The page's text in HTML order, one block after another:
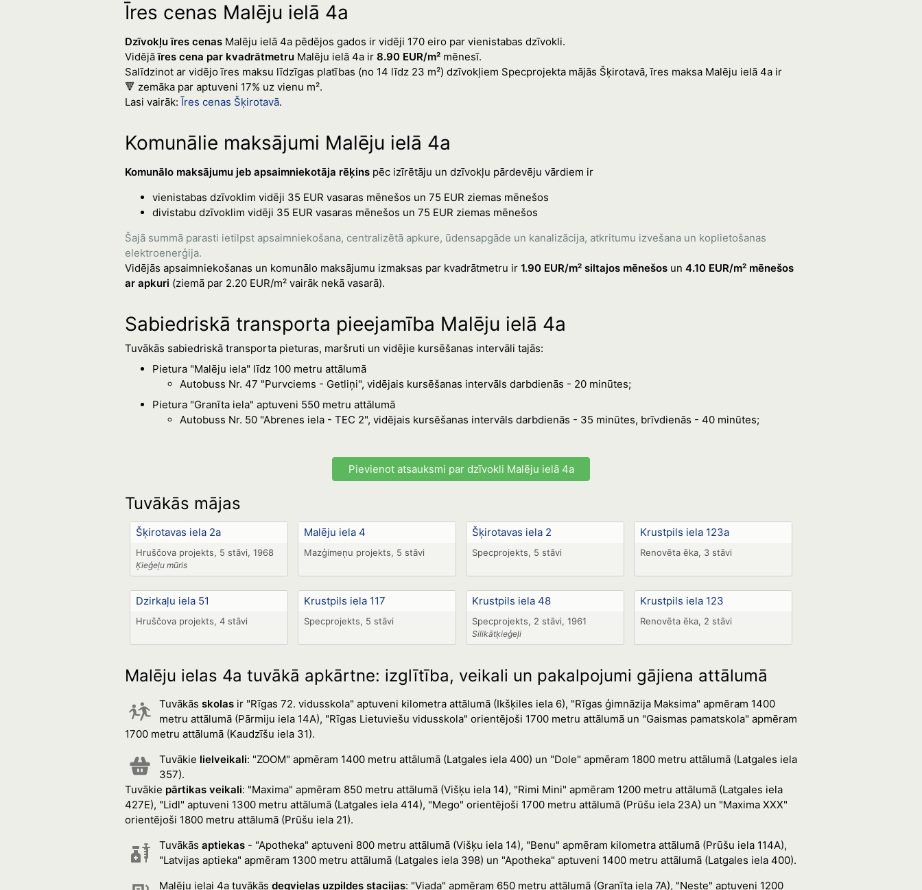
Īres cenas Malēju ielā 4a
Dzīvokļu īres cenas Malēju ielā 4a pēdējos gados ir vidēji 170 eiro par vienistabas dzīvokli.
Vidējāīres cena par kvadrātmetru Malēju ielā 4a ir 8.90 EUR/m² mēnesī.
Salīdzinot ar vidējo īres maksu līdzīgas platības (no 14 līdz 23 m²) dzīvokļiem Specprojekta mājās Šķirotavā, īres maksa Malēju ielā 4a ir
🔻 zemāka par aptuveni 17% uz vienu m².
Lasi vairāk:Īres cenas Šķirotavā.
Komunālie maksājumi Malēju ielā 4a
Komunālo maksājumu jeb apsaimniekotāja rēķins pēc izīrētāju un dzīvokļu pārdevēju vārdiem ir
vienistabas dzīvoklim vidēji 35 EUR vasaras mēnešos un 75 EUR ziemas mēnešos
divistabu dzīvoklim vidēji 35 EUR vasaras mēnešos un 75 EUR ziemas mēnešos
Šajā summā parasti ietilpst apsaimniekošana, centralizētā apkure, ūdensapgāde un kanalizācija, atkritumu izvešana un koplietošanas
elektroenerģija.
Vidējās apsaimniekošanas un komunālo maksājumu izmaksas par kvadrātmetru ir 1.90 EUR/m² siltajos mēnešos un 4.10 EUR/m² mēnešos
ar apkuri (ziemā par 2.20 EUR/m² vairāk nekā vasarā).
Sabiedriskā transporta pieejamība Malēju ielā 4a
Tuvākās sabiedriskā transporta pieturas, maršruti un vidējie kursēšanas intervāli tajās:
Pietura "Malēju iela" līdz 100 metru attālumā
Autobuss Nr. 47 "Purvciems - Getliņi", vidējais kursēšanas intervāls darbdienās - 20 minūtes;
Pietura "Granīta iela" aptuveni 550 metru attālumā
Autobuss Nr. 50 "Abrenes iela - TEC 2", vidējais kursēšanas intervāls darbdienās - 35 minūtes, brīvdienās - 40 minūtes;
Pievienot atsauksmi par dzīvokli Malēju ielā 4a
Tuvākās mājas
Šķirotavas iela 2a
Hruščova projekts, 5 stāvi, 1968
Ķieģeļu mūris
Malēju iela 4
Mazģimeņu projekts, 5 stāvi
Šķirotavas iela 2
Specprojekts, 5 stāvi
Krustpils iela 123a
Renovēta ēka, 3 stāvi
Dzirkaļu iela 51
Hruščova projekts, 4 stāvi
Krustpils iela 117
Specprojekts, 5 stāvi
Krustpils iela 48
Specprojekts, 2 stāvi, 1961
Silikātķieģeļi
Krustpils iela 123
Renovēta ēka, 2 stāvi
Malēju ielas 4a tuvākā apkārtne: izglītība, veikali un pakalpojumi gājiena attālumā
Tuvākās skolas ir "Rīgas 72. vidusskola" aptuveni kilometra attālumā (Ikšķiles iela 6), "Rīgas ģimnāzija Maksima" apmēram 1400
metru attālumā (Pārmiju iela 14A), "Rīgas Lietuviešu vidusskola" orientējoši 1700 metru attālumā un "Gaismas pamatskola" apmēram
1700 metru attālumā (Kaudzīšu iela 31).
Tuvākie lielveikali: "ZOOM" apmēram 1400 metru attālumā (Latgales iela 400) un "Dole" apmēram 1800 metru attālumā (Latgales iela
357).
Tuvākie pārtikas veikali: "Maxima" apmēram 850 metru attālumā (Višķu iela 14), "Rimi Mini" apmēram 1200 metru attālumā (Latgales iela
427E), "Lidl" aptuveni 1300 metru attālumā (Latgales iela 414), "Mego" orientējoši 1700 metru attālumā (Prūšu iela 23A) un "Maxima XXX"
orientējoši 1800 metru attālumā (Prūšu iela 21).
Tuvākās aptiekas - "Apotheka" aptuveni 800 metru attālumā (Višķu iela 14), "Benu" apmēram kilometra attālumā (Prūšu iela 114A),
"Latvijas aptieka" apmēram 1300 metru attālumā (Latgales iela 398) un "Apotheka" aptuveni 1400 metru attālumā (Latgales iela 400).
Malēju ielai 4a tuvākās degvielas uzpildes stacijas: "Viada" apmēram 650 metru attālumā (Granīta iela 7A), "Neste" aptuveni 1200